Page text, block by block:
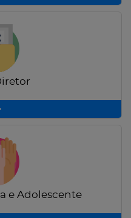
e Adolescente